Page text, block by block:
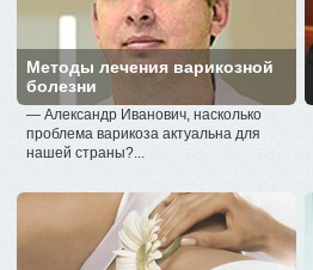
Методы лечения варикозной
болезни
— Александр Иванович, насколько
проблема варикоза актуальна для
нашей страны?...